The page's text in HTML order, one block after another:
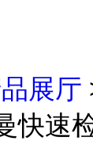
展厅
快速